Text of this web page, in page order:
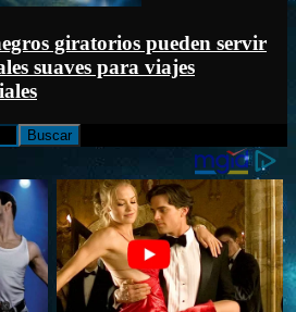
giratorios pueden servir
suaves para viajes